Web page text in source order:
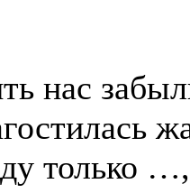
нас
только …,